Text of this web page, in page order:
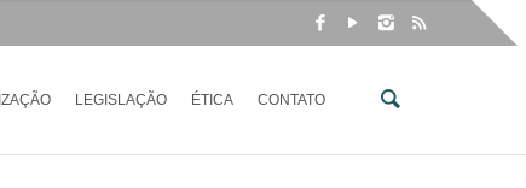
LEGISLAÇÃO ÉTICA CONTATO